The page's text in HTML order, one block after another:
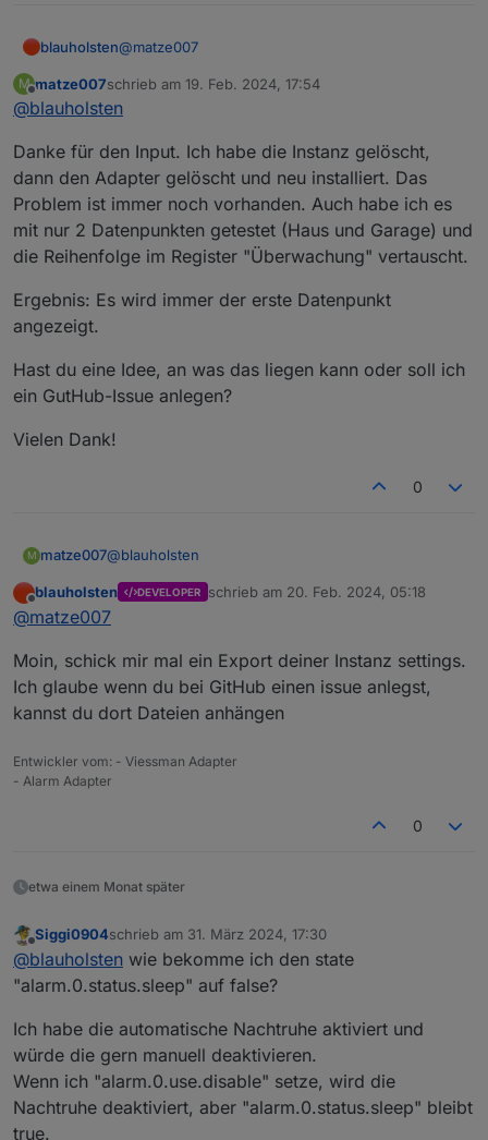
blauholsten@matze007
Grundsätzlich wird der richtige Kontakt erkannt,
aber der Name wir falsch genommen. Scheint ein
anlegen?
Probleme. Am besten Instanz oder Adapter
nochmal löschen und neu installieren.
M
Offline
matze007schrieb am 19. Feb. 2024, 17:54
zuletzt editiert von
@blauholsten
Danke für den Input. Ich habe die Instanz gelöscht,
dann den Adapter gelöscht und neu installiert. Das
Problem ist immer noch vorhanden. Auch habe ich es
mit nur 2 Datenpunkten getestet (Haus und Garage) und
die Reihenfolge im Register "Überwachung" vertauscht.
Ergebnis: Es wird immer der erste Datenpunkt
angezeigt.
Hast du eine Idee, an was das liegen kann oder soll ich
ein GutHub-Issue anlegen?
Vielen Dank!
0
M matze007@blauholsten
Danke für den Input. Ich habe die Instanz gelöscht,
dann den Adapter gelöscht und neu installiert. Das
es mit nur 2 Datenpunkten getestet (Haus und
Garage) und die Reihenfolge im Register
angezeigt.
Hast du eine Idee, an was das liegen kann oder soll
Vielen Dank!
Offline
blauholsten DEVELOPER schrieb am 20. Feb. 2024, 05:18
zuletzt editiert von
@matze007
Moin, schick mir mal ein Export deiner Instanz settings.
Ich glaube wenn du bei GitHub einen issue anlegst,
kannst du dort Dateien anhängen
Entwickler vom: - Viessman Adapter
- Alarm Adapter
0
etwa einem Monat später
Offline
Siggi0904schrieb am 31. März 2024, 17:30
zuletzt editiert von
@blauholsten wie bekomme ich den state
"alarm.0.status.sleep" auf false?
Ich habe die automatische Nachtruhe aktiviert und
würde die gern manuell deaktivieren.
Wenn ich "alarm.0.use.disable" setze, wird die
Nachtruhe deaktiviert, aber "alarm.0.status.sleep" bleibt
true.